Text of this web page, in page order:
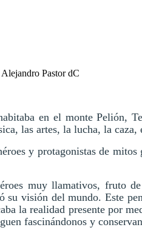
Pastor dC
en el monte Pelión,
las artes, la lucha, la caza,
y protagonistas de mitos
muy llamativos, fruto
visión del mundo. Este
la realidad presente por
fascinándonos y